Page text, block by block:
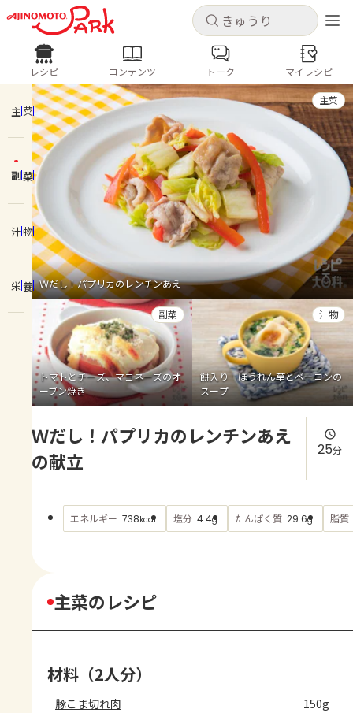
キャンセル
ログインするとレシピを保存できます
ログイン 新規登録
ホーム
コンテンツ
レシピ
トーク
よくあるお問い合わせ
お買い物
AJINOMOTO PARK とは
キャンセル
レシピ コンテンツ
人気の食材・レシピ
きゅうり なす トマト
とうもろこし
ピーマン
みょうが ゴーヤ
レシピ コンテンツ トーク マイレシピ
主菜
副菜
汁物
栄養 Ｗだし！パプリカのレンチンあえ
主菜
トマトとチーズ、マヨネーズのオ
ーブン焼き
副菜
餅入り ほうれん草とベーコンの
スープ
汁物
Ｗだし！パプリカのレンチンあえ
の献立
25分
エネルギー 738kcal 塩分 4.4g たんぱく質 29.6g 脂質
主菜のレシピ
材料（2人分）
豚こま切れ肉 150g